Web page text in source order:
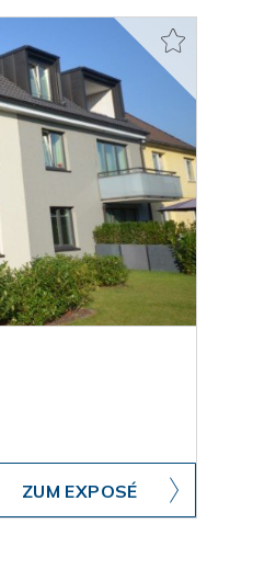
ZUM EXPOSÉ